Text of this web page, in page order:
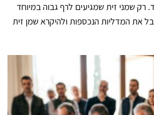
רק שמני זית שמגיעים לרף גבוה במיוחד
את המדליות הנכספות ולהיקרא שמן זית